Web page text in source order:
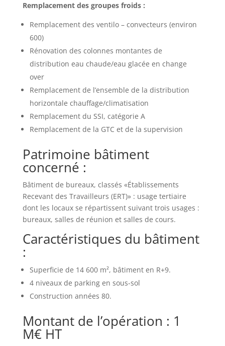
Remplacement des groupes froids :
Remplacement des ventilo – convecteurs (environ
600)
Rénovation des colonnes montantes de
distribution eau chaude/eau glacée en change
over
Remplacement de l’ensemble de la distribution
horizontale chauffage/climatisation
Remplacement du SSI, catégorie A
Remplacement de la GTC et de la supervision
Patrimoine bâtiment
concerné :
Bâtiment de bureaux, classés «Établissements
Recevant des Travailleurs (ERT)» : usage tertiaire
dont les locaux se répartissent suivant trois usages :
bureaux, salles de réunion et salles de cours.
Caractéristiques du bâtiment
:
Superficie de 14 600 m², bâtiment en R+9.
4 niveaux de parking en sous-sol
Construction années 80.
Montant de l’opération : 1
M€ HT